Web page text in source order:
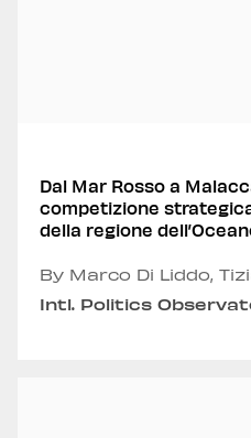
Dal Mar Rosso a
competizione
della regione
By Marco Di Liddo,
Alexandru Fordea
Intl. Politics